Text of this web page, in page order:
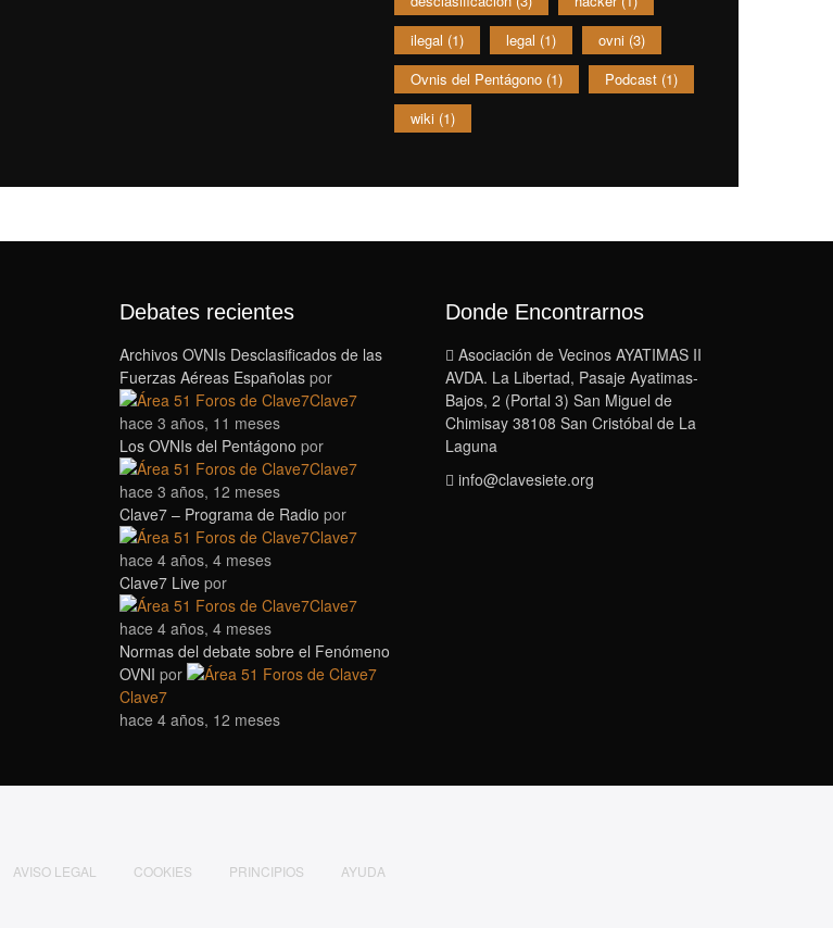
ilegal (1) legal (1) ovni (3)
Ovnis del Pentágono (1) Podcast (1)
wiki (1)
Debates recientes
Archivos OVNIs Desclasificados de las
Fuerzas Aéreas Españolas por
Clave7
hace 3 años, 11 meses
Los OVNIs del Pentágono por
Clave7
hace 3 años, 12 meses
Clave7 – Programa de Radio por
Clave7
hace 4 años, 4 meses
Clave7 Live por
Clave7
hace 4 años, 4 meses
Normas del debate sobre el Fenómeno
OVNI por
Clave7
hace 4 años, 12 meses
Donde Encontrarnos
Asociación de Vecinos AYATIMAS II
AVDA. La Libertad, Pasaje Ayatimas-
Bajos, 2 (Portal 3) San Miguel de
Chimisay 38108 San Cristóbal de La
Laguna
gro.eteisevalc@ofni
AVISO LEGAL COOKIES PRINCIPIOS AYUDA